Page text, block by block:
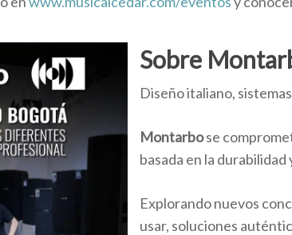
Sobre
Diseño italiano,
Montarbose
basada en la
Explorando nuevos
usar, soluciones